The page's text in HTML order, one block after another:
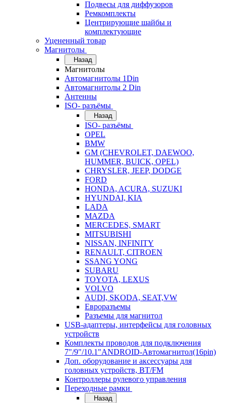
Подвесы для диффузоров
Ремкомплекты
Центрирующие шайбы и
комплектующие
Уцененный товар
Магнитолы
Назад
Магнитолы
Автомагнитолы 1Din
Автомагнитолы 2 Din
Антенны
ISO- разъёмы
Назад
ISO- разъёмы
OPEL
BMW
GM (CHEVROLET, DAEWOO,
HUMMER, BUICK, OPEL)
CHRYSLER, JEEP, DODGE
FORD
HONDA, ACURA, SUZUKI
HYUNDAI, KIA
LADA
MAZDA
MERCEDES, SMART
MITSUBISHI
NISSAN, INFINITY
RENAULT, CITROEN
SSANG YONG
SUBARU
TOYOTA, LEXUS
VOLVO
AUDI, SKODA, SEAT,VW
Евроразъемы
Разъемы для магнитол
USB-адаптеры, интерфейсы для головных
устройств
Комплекты проводов для подключения
7"/9"/10.1"ANDROID-Автомагнитол(16pin)
Доп. оборудование и аксессуары для
головных устройств, BT/FM
Контроллеры рулевого управления
Переходные рамки
Назад